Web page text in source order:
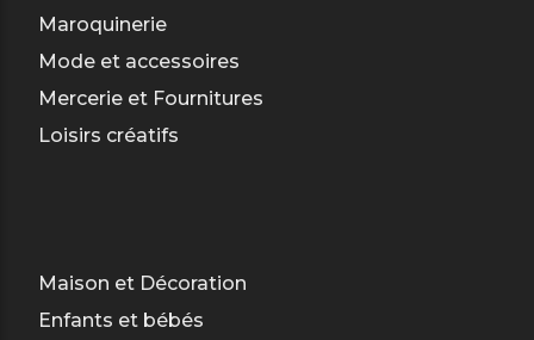
Maroquinerie
Mode et accessoires
Mercerie et Fournitures
Loisirs créatifs
Maison et Décoration
Enfants et bébés